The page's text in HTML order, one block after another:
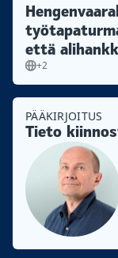
että
+2
PÄÄKIRJOITUS
Tieto